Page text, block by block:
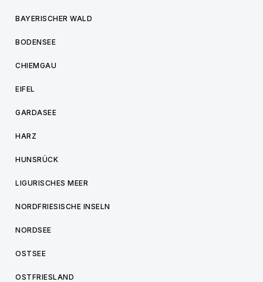
BAYERISCHER WALD
BODENSEE
CHIEMGAU
EIFEL
GARDASEE
HARZ
HUNSRÜCK
LIGURISCHES MEER
NORDFRIESISCHE INSELN
NORDSEE
OSTSEE
OSTFRIESLAND